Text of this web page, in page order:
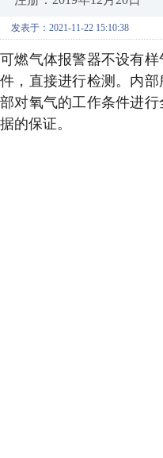
发表于：2021-11-22 15:10:38
可燃气体报警器不设有
件，直接进行检测。内
部对氧气的工作条件进
据的保证。